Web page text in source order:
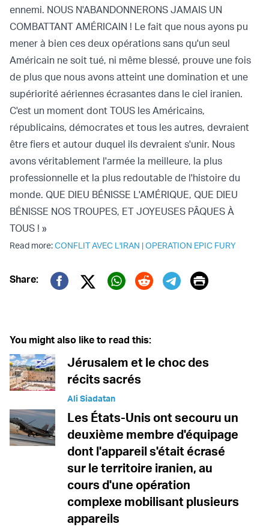
ennemi. NOUS N'ABANDONNERONS JAMAIS UN
COMBATTANT AMÉRICAIN ! Le fait que nous ayons pu
mener à bien ces deux opérations sans qu'un seul
Américain ne soit tué, ni même blessé, prouve une fois
de plus que nous avons atteint une domination et une
supériorité aériennes écrasantes dans le ciel iranien.
C'est un moment dont TOUS les Américains,
républicains, démocrates et tous les autres, devraient
être fiers et autour duquel ils devraient s'unir. Nous
avons véritablement l'armée la meilleure, la plus
professionnelle et la plus redoutable de l'histoire du
monde. QUE DIEU BÉNISSE L'AMÉRIQUE, QUE DIEU
BÉNISSE NOS TROUPES, ET JOYEUSES PÂQUES À
TOUS ! »
Read more:CONFLIT AVEC L'IRAN |OPERATION EPIC FURY
Share:
Twitter (X)
Print
You might also like to read this:
Jérusalem et le choc des
récits sacrés
Ali Siadatan
Les États-Unis ont secouru un
deuxième membre d'équipage
dont l'appareil s'était écrasé
sur le territoire iranien, au
cours d'une opération
complexe mobilisant plusieurs
appareils